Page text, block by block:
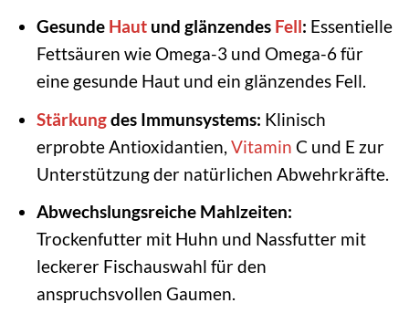
Gesunde Hautund glänzendes Fell: Essentielle
Fettsäuren wie Omega-3 und Omega-6 für
eine gesunde Haut und ein glänzendes Fell.
Stärkungdes Immunsystems: Klinisch
erprobte Antioxidantien, Vitamin C und E zur
Unterstützung der natürlichen Abwehrkräfte.
Abwechslungsreiche Mahlzeiten:
Trockenfutter mit Huhn und Nassfutter mit
leckerer Fischauswahl für den
anspruchsvollen Gaumen.